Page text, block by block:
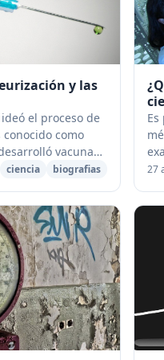
y las
el proceso de
como
vacunas
vamos a hacer
ciencia biografias 27